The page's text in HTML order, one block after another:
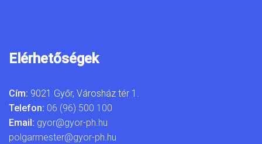
Elérhetőségek
Cím: 9021 Győr, Városház tér 1.
Telefon: 06 (96) 500 100
Email: gyor@gyor-ph.hu
polgarmester@gyor-ph.hu